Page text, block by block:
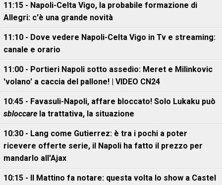
11:15 - Napoli-Celta Vigo, la probabile formazione di
Allegri: c'è una grande novità
11:10 - Dove vedere Napoli-Celta Vigo in Tv e streaming:
canale e orario
11:00 - Portieri Napoli sotto assedio: Meret e Milinkovic
'volano' a caccia del pallone! | VIDEO CN24
10:45 - Favasuli-Napoli, affare bloccato! Solo Lukaku può
sbloccare la trattativa, la situazione
10:30 - Lang come Gutierrez: è tra i pochi a poter
ricevere offerte serie, il Napoli ha fatto il prezzo per
mandarlo all'Ajax
10:15 - Il Mattino fa notare: questa volta lo show a Castel